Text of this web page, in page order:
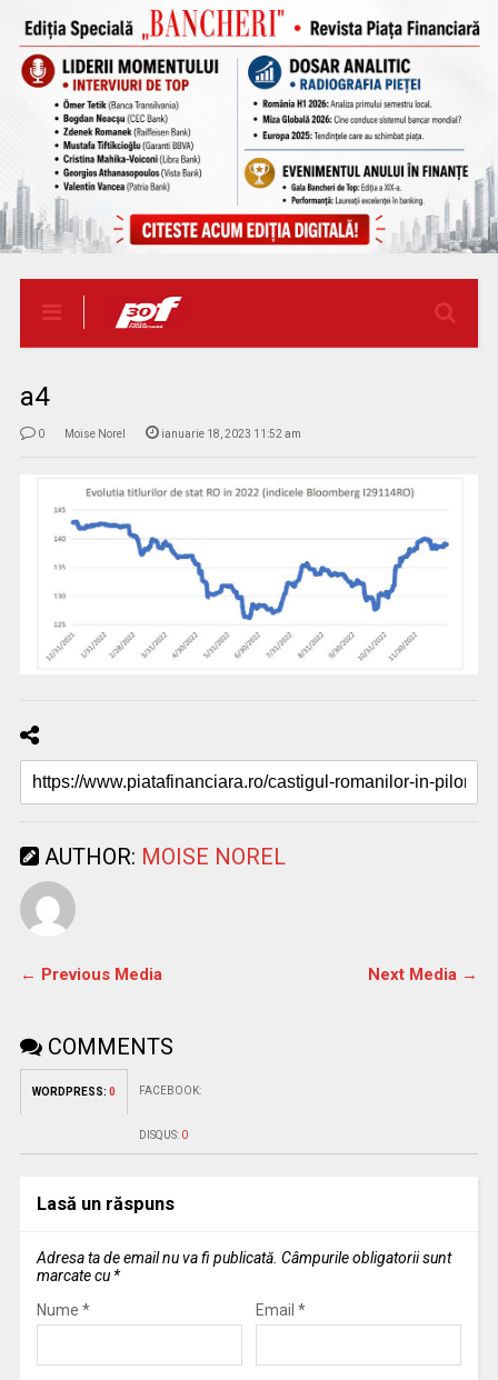
a4
0 Moise Norel ianuarie 18, 2023 11:52 am
AUTHOR: MOISE NOREL
← Previous Media Next Media →
COMMENTS
WORDPRESS: 0 FACEBOOK:
DISQUS: 0
Lasă un răspuns
Adresa ta de email nu va fi publicată. Câmpurile obligatorii sunt
marcate cu *
Nume * Email *